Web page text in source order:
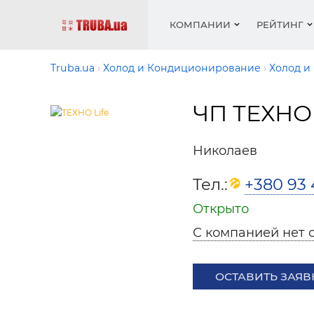
КОМПАНИИ
Котлы
РЕЙТИНГ
Работа
Холод,
Работа
Котлы
Акции
Фото
Truba.ua Холод и Кондиционирование Холод
ЧП ТЕХНО
Николаев
Тел.: +380 93
Открыто
С компанией нет
ОСТАВИТЬ